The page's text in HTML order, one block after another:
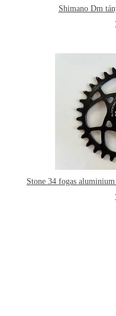
Shimano Dm
Stone 34 fogas